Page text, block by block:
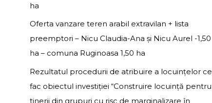
ha
Oferta vanzare teren arabil extravilan + lista
preemptori – Nicu Claudia-Ana și Nicu Aurel -1,50
ha – comuna Ruginoasa 1,50 ha
Rezultatul procedurii de atribuire a locuințelor ce
fac obiectul investiției “Construire locuință pentru
tinerii din grupuri cu risc de marginalizare în